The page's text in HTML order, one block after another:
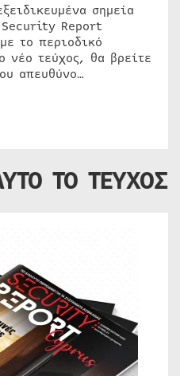
σημεία
Security Report
το περιοδικό
νέο τεύχος, θα βρείτε
απευθύνο…
ΤΟ ΤΕΥΧΟΣ